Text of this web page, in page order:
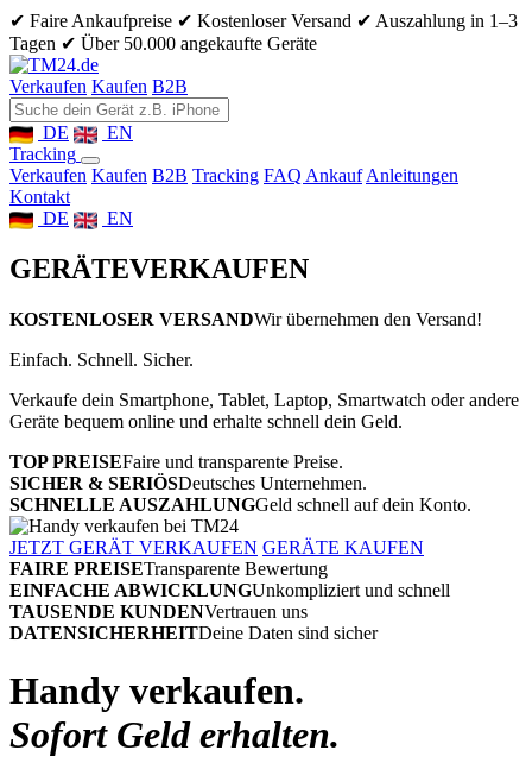
✔ Faire Ankaufpreise ✔ Kostenloser Versand ✔ Auszahlung in 1–3
Tagen ✔ Über 50.000 angekaufte Geräte
Verkaufen Kaufen B2B
DE
EN
Tracking
Verkaufen Kaufen B2B Tracking FAQ Ankauf Anleitungen
Kontakt
DE
EN
GERÄTEVERKAUFEN
KOSTENLOSER VERSANDWir übernehmen den Versand!
Einfach. Schnell. Sicher.
Verkaufe dein Smartphone, Tablet, Laptop, Smartwatch oder andere
Geräte bequem online und erhalte schnell dein Geld.
TOP PREISEFaire und transparente Preise.
SICHER & SERIÖSDeutsches Unternehmen.
SCHNELLE AUSZAHLUNGGeld schnell auf dein Konto.
JETZT GERÄT VERKAUFEN GERÄTE KAUFEN
FAIRE PREISETransparente Bewertung
EINFACHE ABWICKLUNGUnkompliziert und schnell
TAUSENDE KUNDENVertrauen uns
DATENSICHERHEITDeine Daten sind sicher
Handy verkaufen.
Sofort Geld erhalten.